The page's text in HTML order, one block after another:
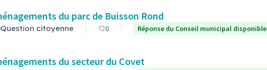
du parc de Buisson Rond
Question citoyenne 0 Réponse du Conseil municipal disponible
du secteur du Covet